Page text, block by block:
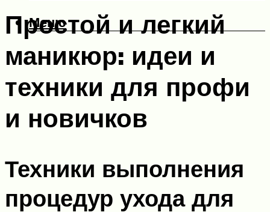
Меню
Простой и легкий
маникюр: идеи и
техники для профи
и новичков
Техники выполнения
процедур ухода для